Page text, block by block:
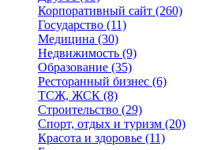
Корпоративный сайт (260)
Государство (11)
Медицина (30)
Недвижимость (9)
Образование (35)
Ресторанный бизнес (6)
ТСЖ, ЖСК (8)
Строительство (29)
Спорт, отдых и туризм (20)
Красота и здоровье (11)